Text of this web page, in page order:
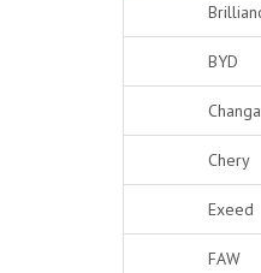
BYD
Chery
Exeed
FAW